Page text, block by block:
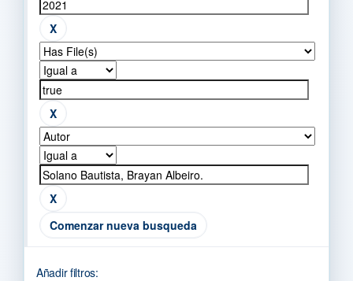
Comenzar nueva busqueda
Añadir filtros: